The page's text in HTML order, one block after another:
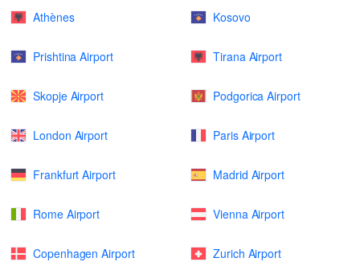
Athènes Kosovo
Prishtina Airport Tirana Airport
Skopje Airport Podgorica Airport
London Airport Paris Airport
Frankfurt Airport Madrid Airport
Rome Airport Vienna Airport
Copenhagen Airport Zurich Airport